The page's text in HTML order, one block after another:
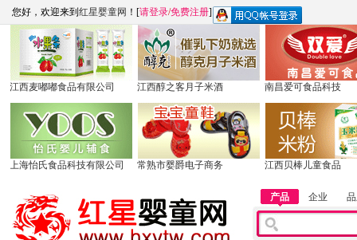
您好，欢迎来到 红星婴童网 ！[请登录/免费注册]
江西麦嘟嘟食品有限公司 江西醇之客月子米酒 南昌爱可食品科技
上海怡氏食品科技有限公司 常熟市婴爵电子商务 江西贝棒儿童食品
产品 企业